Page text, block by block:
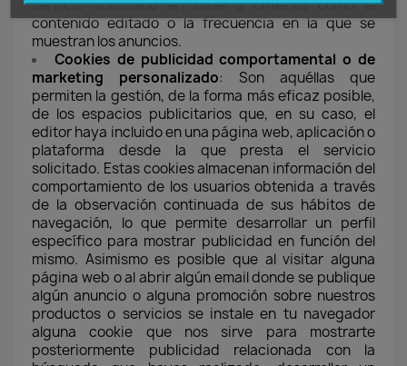
servicio solicitado en base a criterios como el
contenido editado o la frecuencia en la que se
muestran los anuncios.
Cookies de publicidad comportamental o de
marketing personalizado: Son aquéllas que
permiten la gestión, de la forma más eficaz posible,
de los espacios publicitarios que, en su caso, el
editor haya incluido en una página web, aplicación o
plataforma desde la que presta el servicio
solicitado. Estas cookies almacenan información del
comportamiento de los usuarios obtenida a través
de la observación continuada de sus hábitos de
navegación, lo que permite desarrollar un perfil
específico para mostrar publicidad en función del
mismo. Asimismo es posible que al visitar alguna
página web o al abrir algún email donde se publique
algún anuncio o alguna promoción sobre nuestros
productos o servicios se instale en tu navegador
alguna cookie que nos sirve para mostrarte
posteriormente publicidad relacionada con la